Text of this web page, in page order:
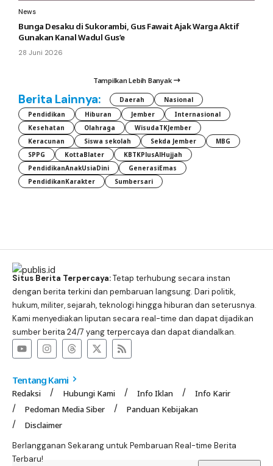
News
Bunga Desaku di Sukorambi, Gus Fawait Ajak Warga Aktif
Gunakan Kanal Wadul Gus’e
28 Juni 2026
Tampilkan Lebih Banyak
Berita Lainnya: Daerah
Nasional
Pendidikan
Hiburan Jember
Internasional
Kesehatan
Olahraga
WisudaTKJember
Keracunan
Siswa sekolah Sekda Jember
MBG
SPPG
KottaBlater
KBTKPlusAlHujjah
PendidikanAnakUsiaDini
GenerasiEmas
PendidikanKarakter
Sumbersari
Situs Berita Terpercaya:Tetap terhubung secara instan
dengan berita terkini dan pembaruan langsung. Dari politik,
hukum, militer, sejarah, teknologi hingga hiburan dan seterusnya.
Kami menyediakan liputan secara real-time dan dapat dijadikan
sumber berita 24/7 yang terpercaya dan dapat diandalkan.
Tentang Kami
Redaksi Hubungi Kami Info Iklan
Info Karir
Pedoman Media Siber
Panduan Kebijakan
Disclaimer
Berlangganan Sekarang untuk Pembaruan Real-time Berita
Terbaru!